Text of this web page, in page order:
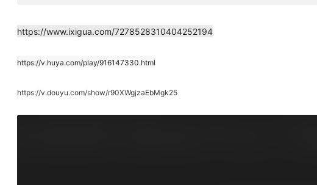
https://www.ixigua.com/7278528310404252194
https://v.huya.com/play/916147330.html
https://v.douyu.com/show/r90XWgjzaEbMgk25